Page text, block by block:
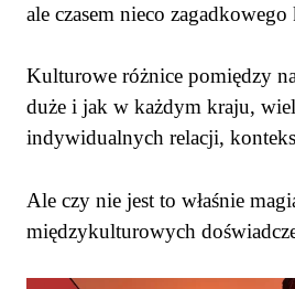
ale czasem nieco zagadkowego
Kulturowe różnice pomiędzy
duże i jak w każdym kraju,
indywidualnych relacji,
Ale czy nie jest to właśnie
międzykulturowych